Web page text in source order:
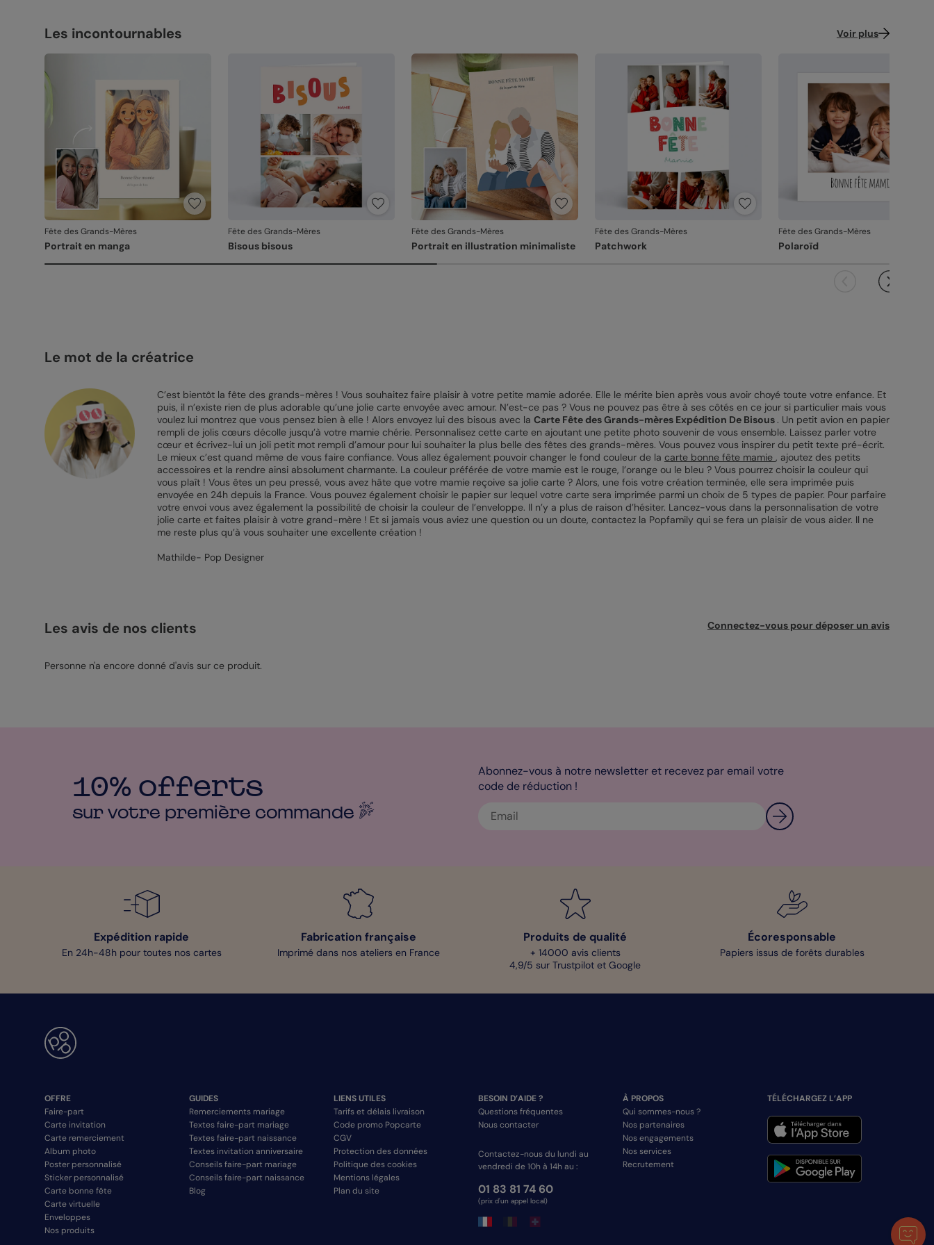
Les incontournables Voir plus
Fête des Grands-Mères
Portrait en manga
Fête des Grands-Mères
Bisous bisous
Fête des Grands-Mères
Portrait en illustration minimaliste
Fête des Grands-Mères
Patchwork
Fête des Grands-Mères
Polaroïd
Le mot de la créatrice
C’est bientôt la fête des grands-mères ! Vous souhaitez faire plaisir à votre petite mamie adorée. Elle le mérite bien après vous avoir choyé toute votre enfance. Et
puis, il n’existe rien de plus adorable qu’une jolie carte envoyée avec amour. N’est-ce pas ? Vous ne pouvez pas être à ses côtés en ce jour si particulier mais vous
voulez lui montrez que vous pensez bien à elle ! Alors envoyez lui des bisous avec la Carte Fête des Grands-mères Expédition De Bisous. Un petit avion en papier
rempli de jolis cœurs décolle jusqu’à votre mamie chérie. Personnalisez cette carte en ajoutant une petite photo souvenir de vous ensemble. Laissez parler votre
cœur et écrivez-lui un joli petit mot rempli d’amour pour lui souhaiter la plus belle des fêtes des grands-mères. Vous pouvez vous inspirer du petit texte pré-écrit.
Le mieux c’est quand même de vous faire confiance. Vous allez également pouvoir changer le fond couleur de la carte bonne fête mamie , ajoutez des petits
accessoires et la rendre ainsi absolument charmante. La couleur préférée de votre mamie est le rouge, l’orange ou le bleu ? Vous pourrez choisir la couleur qui
vous plaît ! Vous êtes un peu pressé, vous avez hâte que votre mamie reçoive sa jolie carte ? Alors, une fois votre création terminée, elle sera imprimée puis
envoyée en 24h depuis la France. Vous pouvez également choisir le papier sur lequel votre carte sera imprimée parmi un choix de 5 types de papier. Pour parfaire
votre envoi vous avez également la possibilité de choisir la couleur de l’enveloppe. Il n’y a plus de raison d’hésiter. Lancez-vous dans la personnalisation de votre
jolie carte et faites plaisir à votre grand-mère ! Et si jamais vous aviez une question ou un doute, contactez la Popfamily qui se fera un plaisir de vous aider. Il ne
me reste plus qu’à vous souhaiter une excellente création !
Mathilde- Pop Designer
Les avis de nos clients Connectez-vous pour déposer un avis
Personne n'a encore donné d'avis sur ce produit.
10% offerts
sur votre première commande
Abonnez-vous à notre newsletter et recevez par email votre
code de réduction !
Expédition rapide
En 24h-48h pour toutes nos cartes
Fabrication française
Imprimé dans nos ateliers en France
Produits de qualité
+ 14000 avis clients
4,9/5 sur Trustpilot et Google
Écoresponsable
Papiers issus de forêts durables
OFFRE
Faire-part
Carte invitation
Carte remerciement
Album photo
Poster personnalisé
Sticker personnalisé
Carte bonne fête
Carte virtuelle
Enveloppes
Nos produits
GUIDES
Remerciements mariage
Textes faire-part mariage
Textes faire-part naissance
Textes invitation anniversaire
Conseils faire-part mariage
Conseils faire-part naissance
Blog
LIENS UTILES
Tarifs et délais livraison
Code promo Popcarte
CGV
Protection des données
Politique des cookies
Mentions légales
Plan du site
BESOIN D’AIDE ?
Questions fréquentes
Nous contacter
Contactez-nous du lundi au
vendredi de 10h à 14h au :
01 83 81 74 60
(prix d'un appel local)
À PROPOS
Qui sommes-nous ?
Nos partenaires
Nos engagements
Nos services
Recrutement
TÉLÉCHARGEZ L’APP